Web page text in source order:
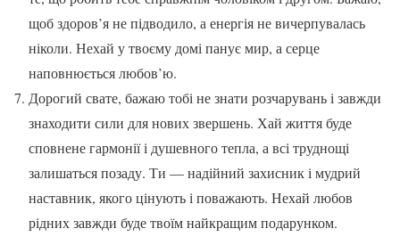
щоб здоров’я не підводило, а енергія не вичерпувалась
ніколи. Нехай у твоєму домі панує мир, а серце
наповнюється любов’ю.
Дорогий свате, бажаю тобі не знати розчарувань і завжди
знаходити сили для нових звершень. Хай життя буде
сповнене гармонії і душевного тепла, а всі труднощі
залишаться позаду. Ти — надійний захисник і мудрий
наставник, якого цінують і поважають. Нехай любов
рідних завжди буде твоїм найкращим подарунком.